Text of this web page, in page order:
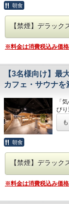
（
は
セ
朝8
制＊
ご
（
で
（
当
車
また
りま
翌朝
（
ご家
も。
おふ
（※
ド
セ
朝8
理
と
地
の湯
サ
と
カ
無
だ
（
当
また
朝食
【禁煙】デラッ
※料金は消費税込み価格
【3名様向け】最
カフェ・サウナ
「
びり
～
ゆっ
館内
そ
しみ
朝食
【禁煙】デラッ
※料金は消費税込み価格